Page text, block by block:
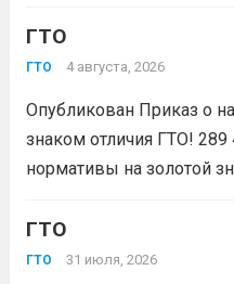
1сезон»!
ГТО
ГТО 4 августа, 2026
Опубликован Приказ о
знаком отличия ГТО!
нормативы на золотой
млн человек по всей
испытаниях ГТО. Приказ...
ГТО
ГТО 31 июля, 2026